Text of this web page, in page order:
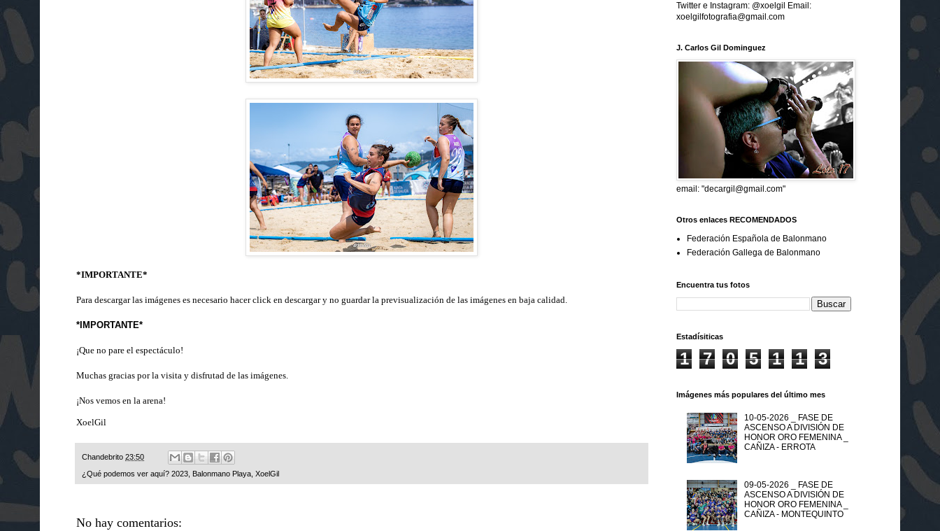
*IMPORTANTE*
Para descargar las imágenes es necesario hacer click en descargar y no guardar la previsualización de las imágenes en baja calidad.
*IMPORTANTE*
¡Que no pare el espectáculo!
Muchas gracias por la visita y disfrutad de las imágenes.
¡Nos vemos en la arena!
XoelGil
Chandebrito 23:50
¿Qué podemos ver aquí? 2023 Balonmano Playa XoelGil
No hay comentarios:
Twitter e Instagram: @xoelgil Email:
xoelgilfotografia@gmail.com
J. Carlos Gil Dominguez
email: "decargil@gmail.com"
Otros enlaces RECOMENDADOS
Federación Española de Balonmano
Federación Gallega de Balonmano
Encuentra tus fotos
Estadísiticas
1 7 0 5 1 1 3
Imágenes más populares del último mes
10-05-2026 _ FASE DE
ASCENSO A DIVISIÓN DE
HONOR ORO FEMENINA _
CAÑIZA - ERROTA
09-05-2026 _ FASE DE
ASCENSO A DIVISIÓN DE
HONOR ORO FEMENINA _
CAÑIZA - MONTEQUINTO